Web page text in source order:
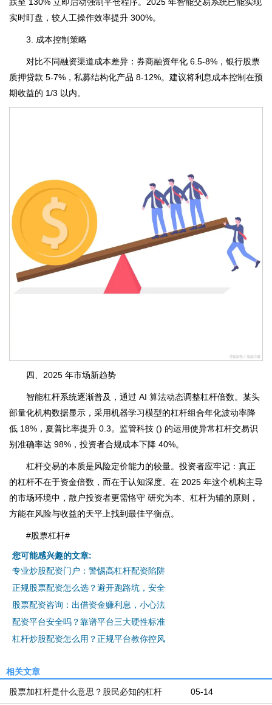
跌至 130% 立即启动强制平仓程序。2025 年智能交易系统已能实现
实时盯盘，较人工操作效率提升 300%。
3. 成本控制策略
对比不同融资渠道成本差异：券商融资年化 6.5-8%，银行股票
质押贷款 5-7%，私募结构化产品 8-12%。建议将利息成本控制在预
期收益的 1/3 以内。
四、2025 年市场新趋势
智能杠杆系统逐渐普及，通过 AI 算法动态调整杠杆倍数。某头
部量化机构数据显示，采用机器学习模型的杠杆组合年化波动率降
低 18%，夏普比率提升 0.3。监管科技 () 的运用使异常杠杆交易识
别准确率达 98%，投资者合规成本下降 40%。
杠杆交易的本质是风险定价能力的较量。投资者应牢记：真正
的杠杆不在于资金倍数，而在于认知深度。在 2025 年这个机构主导
的市场环境中，散户投资者更需恪守 研究为本、杠杆为辅的原则，
方能在风险与收益的天平上找到最佳平衡点。
#股票杠杆#
您可能感兴趣的文章:
专业炒股配资门户：警惕高杠杆配资陷阱
正规股票配资怎么选？避开跑路坑，安全
股票配资咨询：出借资金赚利息，小心法
配资平台安全吗？靠谱平台三大硬性标准
杠杆炒股配资怎么用？正规平台教你控风
相关文章
05-14
股票加杠杆是什么意思？股民必知的杠杆